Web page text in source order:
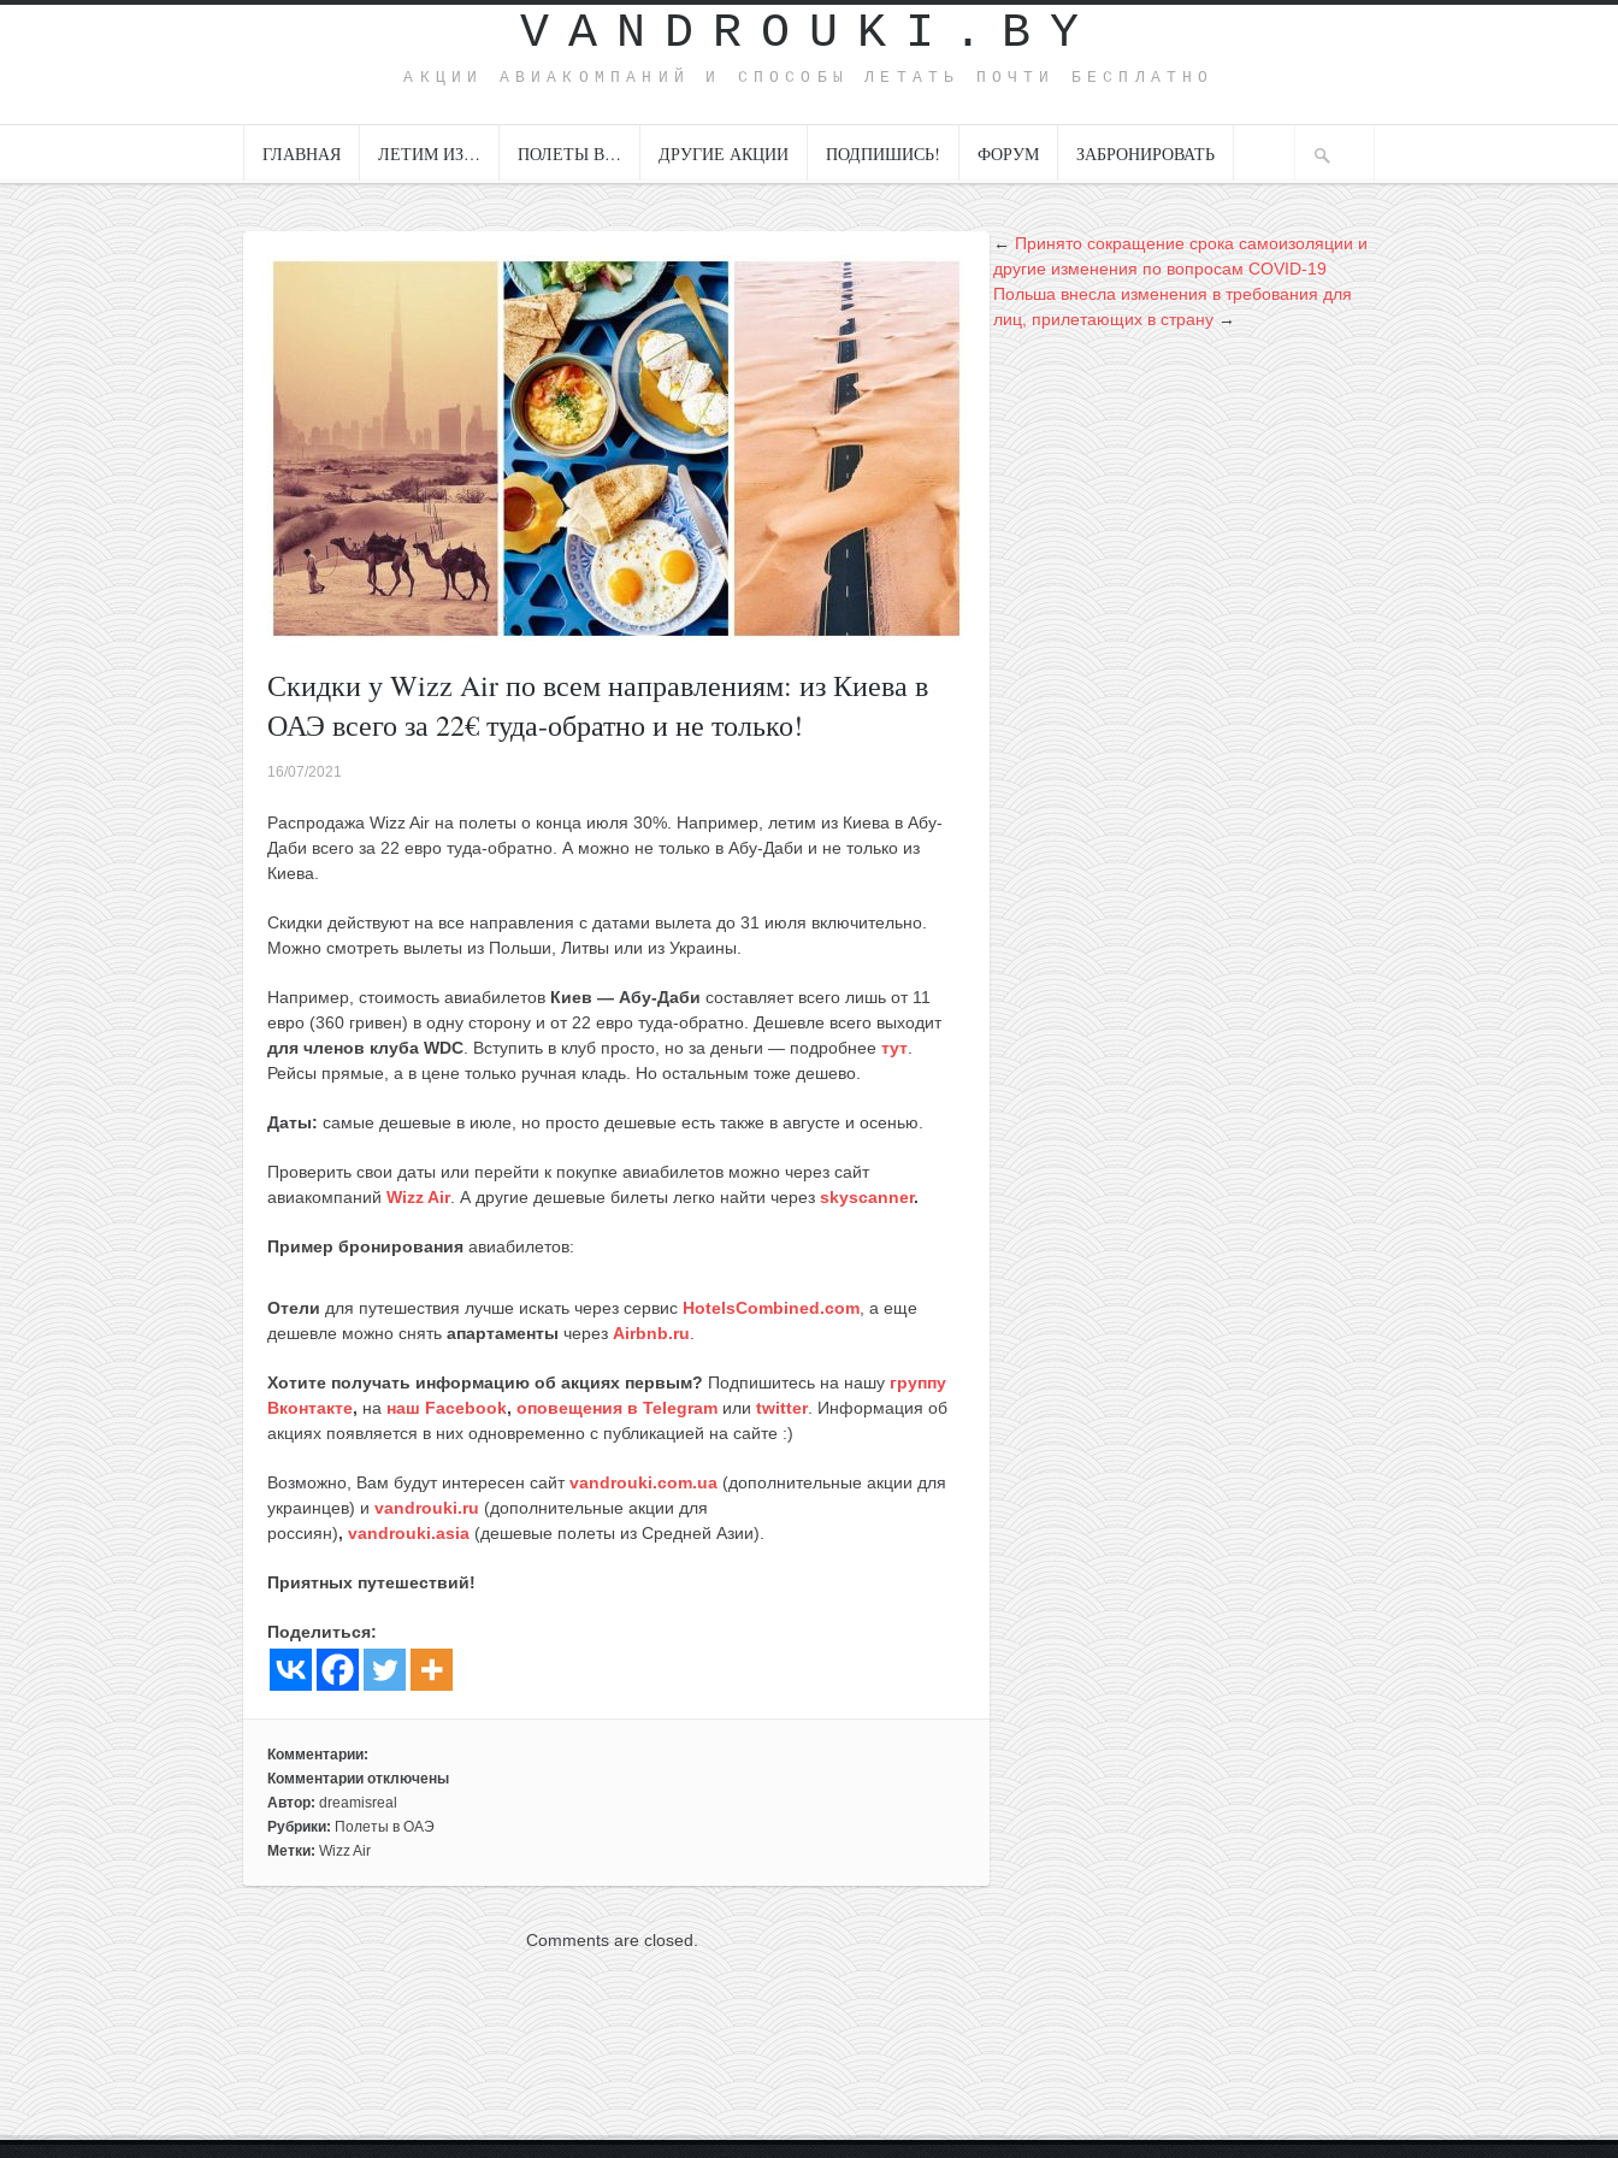
VANDROUKI.BY
АКЦИИ АВИАКОМПАНИЙ И СПОСОБЫ ЛЕТАТЬ ПОЧТИ БЕСПЛАТНО
ГЛАВНАЯ ЛЕТИМ ИЗ… ПОЛЕТЫ В… ДРУГИЕ АКЦИИ ПОДПИШИСЬ! ФОРУМ ЗАБРОНИРОВАТЬ
Скидки у Wizz Air по всем направлениям: из Киева в
ОАЭ всего за 22€ туда-обратно и не только!
16/07/2021
Распродажа Wizz Air на полеты о конца июля 30%. Например, летим из Киева в Абу-
Даби всего за 22 евро туда-обратно. А можно не только в Абу-Даби и не только из
Киева.
Скидки действуют на все направления с датами вылета до 31 июля включительно.
Можно смотреть вылеты из Польши, Литвы или из Украины.
Например, стоимость авиабилетов Киев — Абу-Даби составляет всего лишь от 11
евро (360 гривен) в одну сторону и от 22 евро туда-обратно. Дешевле всего выходит
для членов клуба WDC . Вступить в клуб просто, но за деньги — подробнее тут
Рейсы прямые, а в цене только ручная кладь. Но остальным тоже дешево.
Даты: самые дешевые в июле, но просто дешевые есть также в августе и осенью.
Проверить свои даты или перейти к покупке авиабилетов можно через сайт
авиакомпаний Wizz Air. А другие дешевые билеты легко найти через skyscanner.
Пример бронирования авиабилетов:
Отели для путешествия лучше искать через сервис HotelsCombined.com , а еще
дешевле можно снять апартаменты через Airbnb.ru
Хотите получать информацию об акциях первым? Подпишитесь на нашу группу
Вконтакте, на наш Facebook, оповещения в Telegram или twitter. Информация об
акциях появляется в них одновременно с публикацией на сайте :)
Возможно, Вам будут интересен сайтvandrouki.com.ua (дополнительные акции для
украинцев) и vandrouki.ru (дополнительные акции для
россиян), vandrouki.asia (дешевые полеты из Средней Азии).
Приятных путешествий!
Поделиться:
Комментарии:
Комментарии
к
записи
Скидки
всем
направлениям:
из
Киева
в
всего
за
отключены
Автор: dreamisreal
Рубрики: Полеты в ОАЭ
Метки: Wizz Air
Comments are closed.
←Принято сокращение срока самоизоляции и
другие изменения по вопросам COVID-19
Польша внесла изменения в требования для
лиц, прилетающих в страну →